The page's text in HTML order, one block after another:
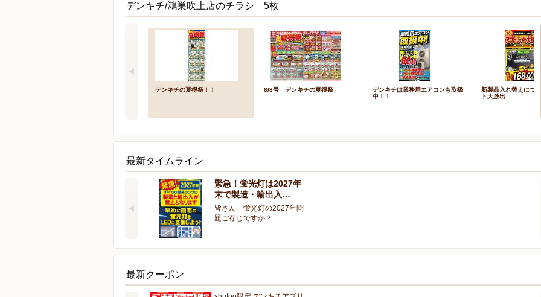
デンキチ/鴻巣吹上店のチラシ 5枚
デンキチの夏得祭！！ 8/8号 デンキチの夏得祭
デンキチは業務用エアコンも取扱
中！！
新製品入れ替えにつき
ト大放出
最新タイムライン
緊急！蛍光灯は2027年
末で製造・輸出入…
皆さん 蛍光灯の2027年問
題ご存じですか？ …
最新クーポン